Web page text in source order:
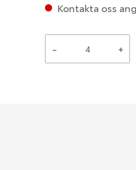
Kontakta oss
- +